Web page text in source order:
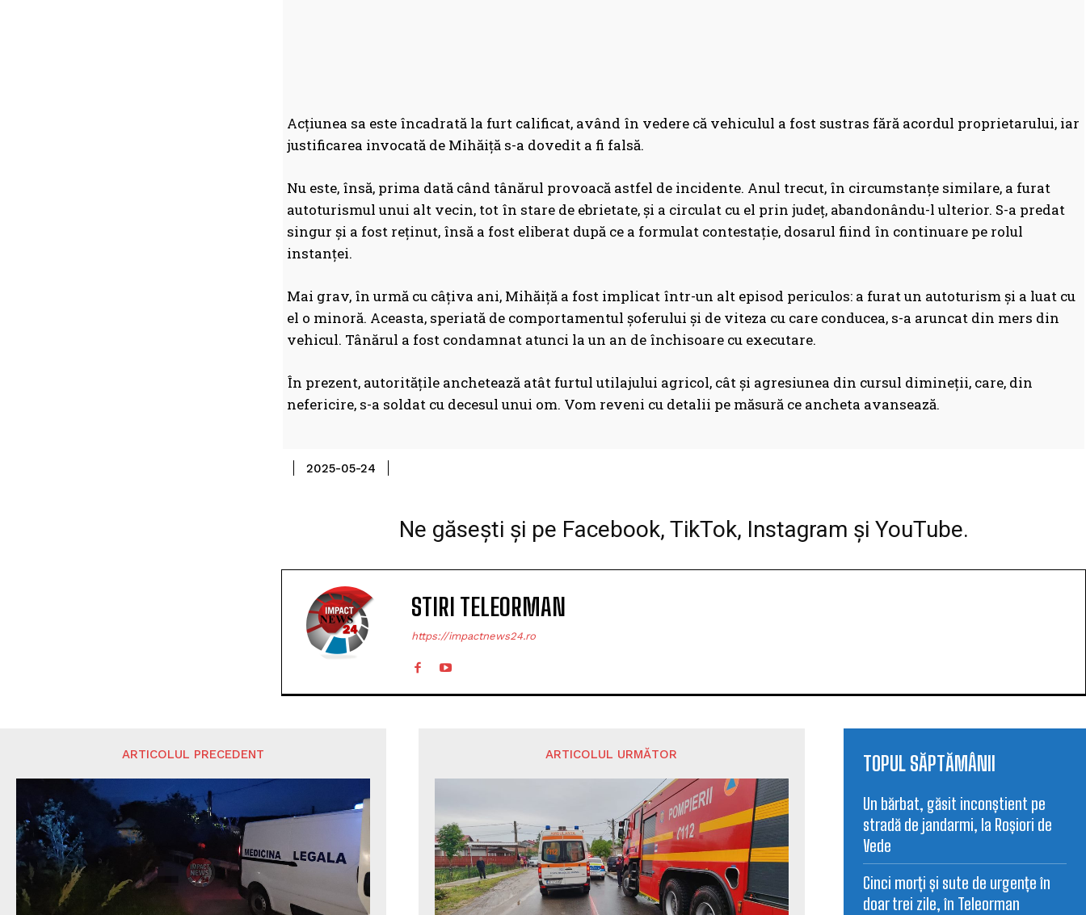
Acțiunea sa este încadrată la furt calificat, având în vedere că vehiculul a fost sustras fără acordul proprietarului, iar
justificarea invocată de Mihăiță s-a dovedit a fi falsă.
Nu este, însă, prima dată când tânărul provoacă astfel de incidente. Anul trecut, în circumstanțe similare, a furat
autoturismul unui alt vecin, tot în stare de ebrietate, și a circulat cu el prin județ, abandonându-l ulterior. S-a predat
singur și a fost reținut, însă a fost eliberat după ce a formulat contestație, dosarul fiind în continuare pe rolul
instanței.
Mai grav, în urmă cu câțiva ani, Mihăiță a fost implicat într-un alt episod periculos: a furat un autoturism și a luat cu
el o minoră. Aceasta, speriată de comportamentul șoferului și de viteza cu care conducea, s-a aruncat din mers din
vehicul. Tânărul a fost condamnat atunci la un an de închisoare cu executare.
În prezent, autoritățile anchetează atât furtul utilajului agricol, cât și agresiunea din cursul dimineții, care, din
nefericire, s-a soldat cu decesul unui om. Vom reveni cu detalii pe măsură ce ancheta avansează.
2025-05-24
Ne găsești și pe Facebook, TikTok, Instagram și YouTube.
STIRI TELEORMAN
https://impactnews24.ro
ARTICOLUL PRECEDENT ARTICOLUL URMĂTOR TOPUL SĂPTĂMÂNII
Un bărbat, găsit inconștient pe
stradă de jandarmi, la Roșiori de
Vede
Cinci morți și sute de urgențe în
doar trei zile, în Teleorman